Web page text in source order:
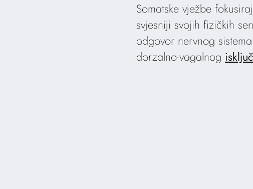
Somatske vježbe
svjesniji svojih fizičkih
odgovor nervnog
dorzalno-vagalnog